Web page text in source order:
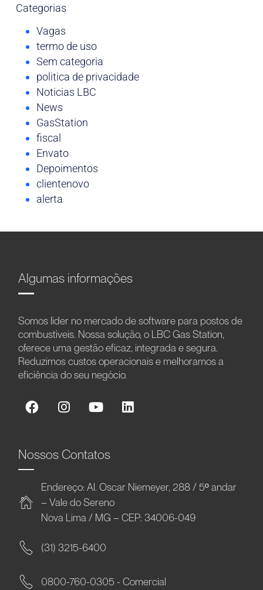
Categorias
Vagas
termo de uso
Sem categoria
politica de privacidade
Noticias LBC
News
GasStation
fiscal
Envato
Depoimentos
clientenovo
alerta
Algumas informações
Somos líder no mercado de software para postos de
combustíveis. Nossa solução, o LBC Gas Station,
oferece uma gestão eficaz, integrada e segura.
Reduzimos custos operacionais e melhoramos a
eficiência do seu negócio.
Nossos Contatos
Endereço: Al. Oscar Niemeyer, 288 / 5º andar
– Vale do Sereno
Nova Lima / MG – CEP: 34006-049
(31) 3215-6400
0800-760-0305 - Comercial